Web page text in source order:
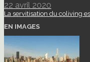
22 avril 2020
La servitisation du coliving
EN IMAGES